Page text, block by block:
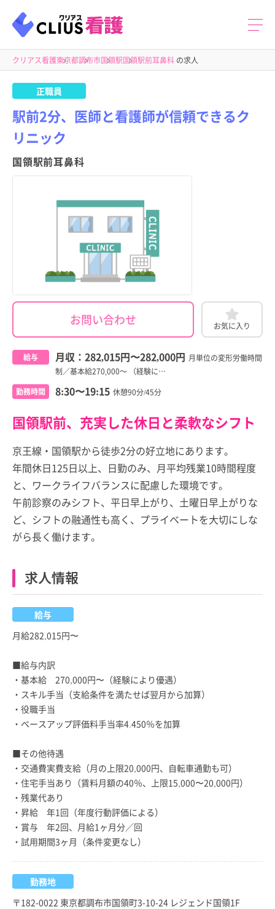
クリアス看護東京都調布市国領駅国領駅前耳鼻科 の求人
正職員
駅前2分、医師と看護師が信頼できるク
リニック
国領駅前耳鼻科
お問い合わせ お気に入り
給与 月収： 282,015円〜282,000円 月単位の変形労働時間
制／基本給270,000～ （経験に…
勤務時間
8:30〜19:15 休憩90分/45分
国領駅前、充実した休日と柔軟なシフト
京王線・国領駅から徒歩2分の好立地にあります。
年間休日125日以上、日勤のみ、月平均残業10時間程度
と、ワークライフバランスに配慮した環境です。
午前診察のみシフト、平日早上がり、土曜日早上がりな
ど、シフトの融通性も高く、プライベートを大切にしな
がら長く働けます。
求人情報
給与
月給282,015円〜
■給与内訳
・基本給 270,000円〜（経験により優遇）
・スキル手当（支給条件を満たせば翌月から加算）
・役職手当
・ベースアップ評価料手当率4.450％を加算
■その他待遇
・交通費実費支給（月の上限20,000円、自転車通勤も可）
・住宅手当あり（賃料月額の40％、上限15,000〜20,000円）
・残業代あり
・昇給 年1回（年度行動評価による）
・賞与 年2回、月給1ヶ月分／回
・試用期間3ヶ月（条件変更なし）
勤務地
〒182-0022 東京都調布市国領町3-10-24 レジェンド国領1F